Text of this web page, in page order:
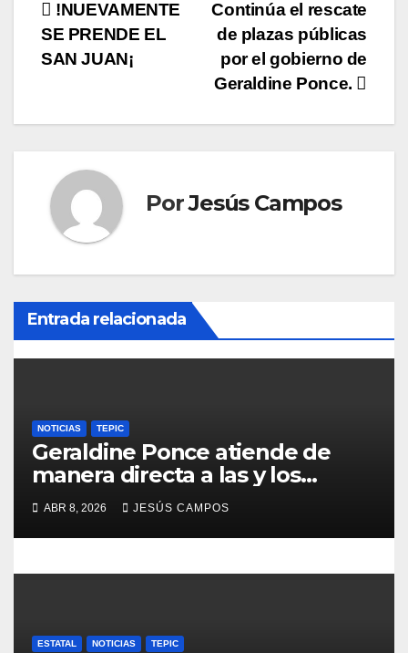
N
a
e
a
i
ó
n
e
e
n
t
r
Continúa el rescate
de plazas públicas
por el gobierno de
Geraldine Ponce.
!NUEVAMENTE
SE PRENDE EL
SAN JUAN¡
PorJesús Campos
Entrada relacionada
NOTICIAS TEPIC
Geraldine Ponce atiende de
manera directa a las y los
tepicenses
ABR 8, 2026 JESÚS CAMPOS
ESTATAL NOTICIAS TEPIC